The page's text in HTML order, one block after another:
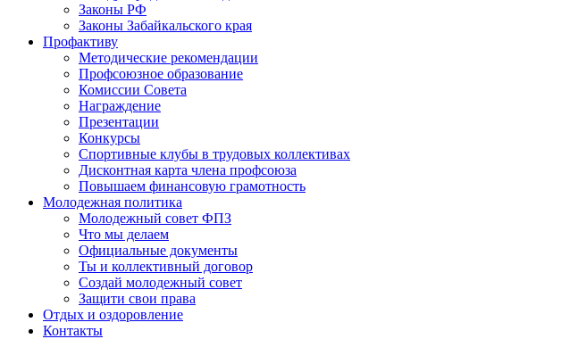
Законы РФ
Законы Забайкальского края
Профактиву
Методические рекомендации
Профсоюзное образование
Комиссии Совета
Награждение
Презентации
Конкурсы
Спортивные клубы в трудовых коллективах
Дисконтная карта члена профсоюза
Повышаем финансовую грамотность
Молодежная политика
Молодежный совет ФПЗ
Что мы делаем
Официальные документы
Ты и коллективный договор
Создай молодежный совет
Защити свои права
Отдых и оздоровление
Контакты